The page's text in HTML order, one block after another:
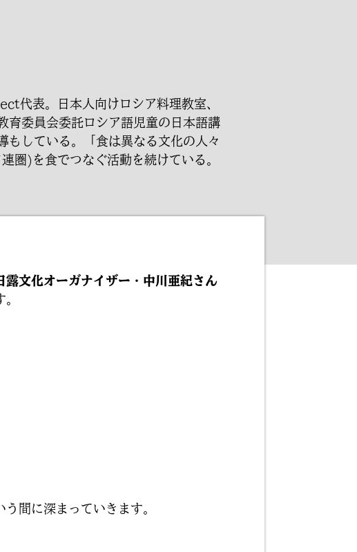
表。日本人向けロシア料理教室、
育委員会委託ロシア語児童の日本語講
もしている。「食は異なる文化の人々
圏)を食でつなぐ活動を続けている。
露文化オーガナイザー・中川亜紀さん
間に深まっていきます。